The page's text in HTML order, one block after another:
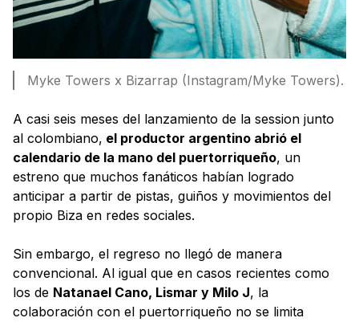
Myke Towers x Bizarrap (Instagram/Myke Towers).
A casi seis meses del lanzamiento de la session junto
al colombiano, el productor argentino abrió el
calendario de la mano del puertorriqueño, un
estreno que muchos fanáticos habían logrado
anticipar a partir de pistas, guiños y movimientos del
propio Biza en redes sociales.
Sin embargo, el regreso no llegó de manera
convencional. Al igual que en casos recientes como
los de Natanael Cano, Lismar y Milo J, la
colaboración con el puertorriqueño no se limita